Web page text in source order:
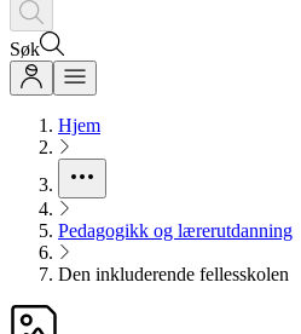
Søk
Hjem
Pedagogikk og lærerutdanning
Den inkluderende fellesskolen